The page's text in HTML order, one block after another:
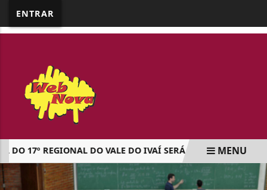
ENTRAR
17º REGIONAL DO VALE DO IVAÍ SERÁ NO DIA 16 DE AGOSTO
EM ALTA
MENU